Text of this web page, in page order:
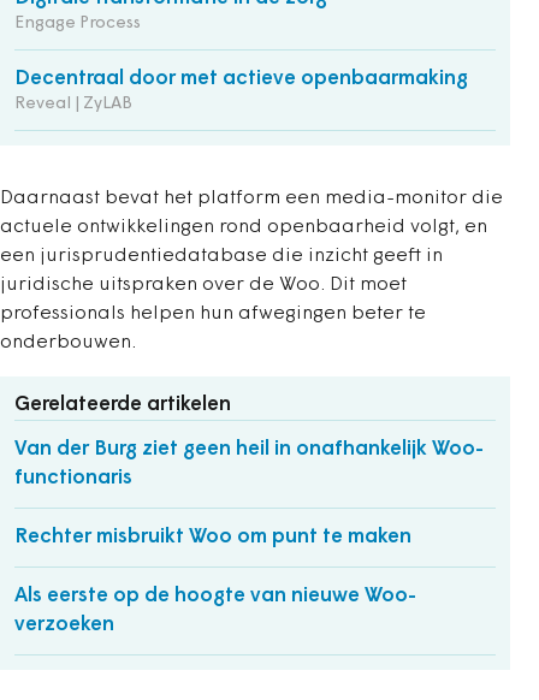
Engage Process
Decentraal door met actieve openbaarmaking
Reveal | ZyLAB
Daarnaast bevat het platform een media-monitor die
actuele ontwikkelingen rond openbaarheid volgt, en
een jurisprudentiedatabase die inzicht geeft in
juridische uitspraken over de Woo. Dit moet
professionals helpen hun afwegingen beter te
onderbouwen.
Gerelateerde artikelen
Van der Burg ziet geen heil in onafhankelijk Woo-
functionaris
Rechter misbruikt Woo om punt te maken
Als eerste op de hoogte van nieuwe Woo-
verzoeken